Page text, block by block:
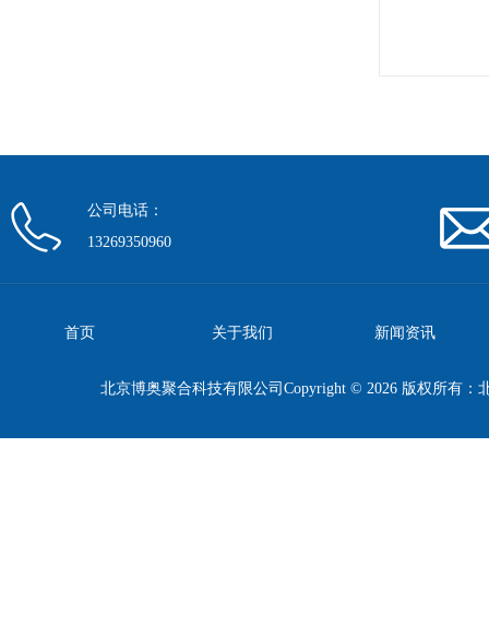
公司电话：
13269350960
首页 关于我们 新闻资讯
北京博奥聚合科技有限公司Copyright © 2026 版权所有